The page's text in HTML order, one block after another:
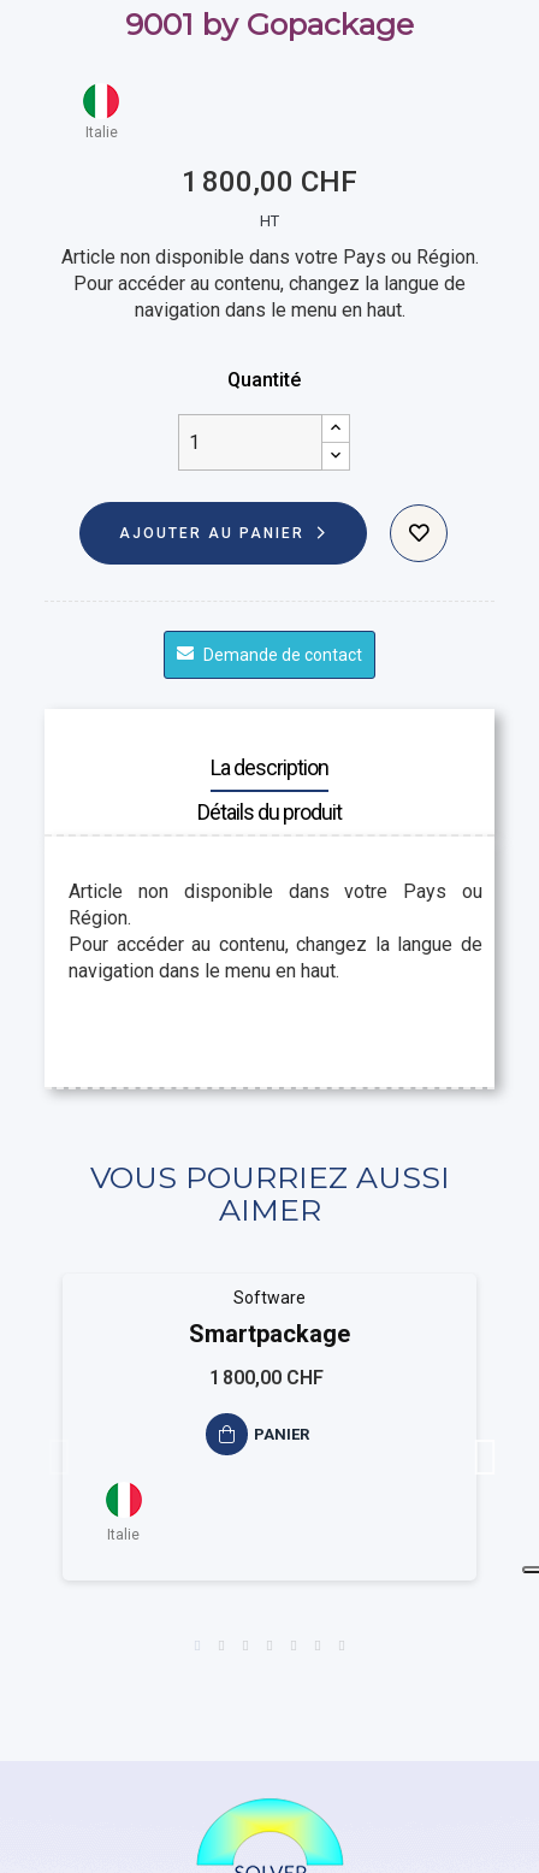
9001 by Gopackage
Italie
1 800,00 CHF
HT
Article non disponible dans votre Pays ou Région.
Pour accéder au contenu, changez la langue de
navigation dans le menu en haut.
Quantité
AJOUTER AU PANIER
Demande de contact
La description
Détails du produit
Article non disponible dans votre Pays ou
Région.
Pour accéder au contenu, changez la langue de
navigation dans le menu en haut.
VOUS POURRIEZ AUSSI
AIMER
Software
Smartpackage
1 800,00 CHF
PANIER
Italie